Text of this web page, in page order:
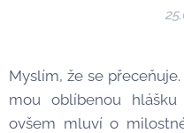
Myslím, že se
mou oblíbenou
ovšem mluví o